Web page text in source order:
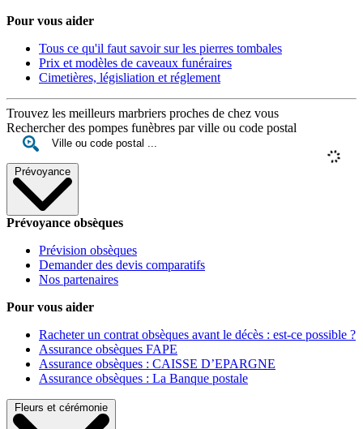
Pour vous aider
Tous ce qu'il faut savoir sur les pierres tombales
Prix et modèles de caveaux funéraires
Cimetières, législiation et réglement
Trouvez les meilleurs marbriers proches de chez vous
Rechercher des pompes funèbres par ville ou code postal
Prévoyance
Prévoyance obsèques
Prévision obsèques
Demander des devis comparatifs
Nos partenaires
Pour vous aider
Racheter un contrat obsèques avant le décès : est-ce possible ?
Assurance obsèques FAPE
Assurance obsèques : CAISSE D’EPARGNE
Assurance obsèques : La Banque postale
Fleurs et cérémonie